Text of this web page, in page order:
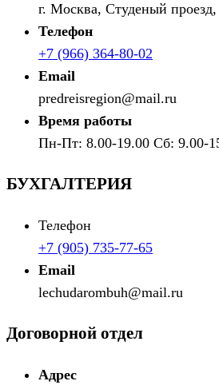
г. Москва, Студеный проезд,
Телефон
+7 (966) 364-80-02
Email
predreisregion@mail.ru
Время работы
Пн-Пт: 8.00-19.00 Сб: 9.00-
БУХГАЛТЕРИЯ
Телефон
+7 (905) 735-77-65
Email
lechudarombuh@mail.ru
Договорной отдел
Адрес